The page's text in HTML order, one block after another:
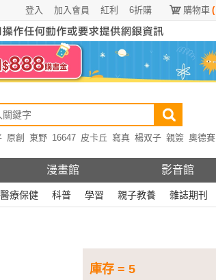
購物車 (
6折購
紅利
加入會員
登入
原創 東野 16647 皮卡丘 寫真 楊双子 親簽 奧德賽
漫畫館 影音館
醫療保健 科普 學習 親子教養 雜誌期刊
庫存 = 5